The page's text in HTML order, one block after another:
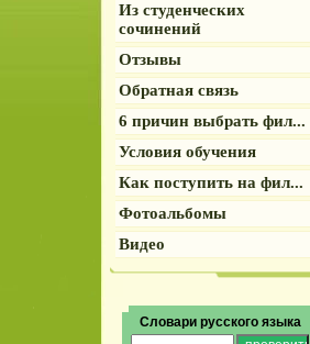
Из студенческих
сочинений
Отзывы
Обратная связь
6 причин выбрать фил...
Условия обучения
Как поступить на фил...
Фотоальбомы
Видео
Словари русского языка